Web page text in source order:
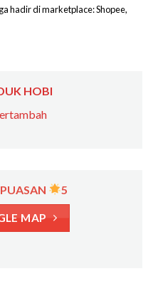
hadir di marketplace: Shopee,
HOBI
5
MAP